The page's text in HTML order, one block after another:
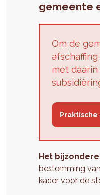
gemeente
Om de
afschaffing
met
Praktische
Het
bestemming
kader voor de